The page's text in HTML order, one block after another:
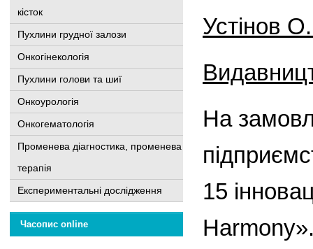
кісток
Пухлини грудної залози
Онкогінекологія
Пухлини голови та шиї
Онкоурологія
Онкогематологія
Променева діагностика, променева
терапія
Експериментальні дослідження
Часопис online
Устінов
На
15